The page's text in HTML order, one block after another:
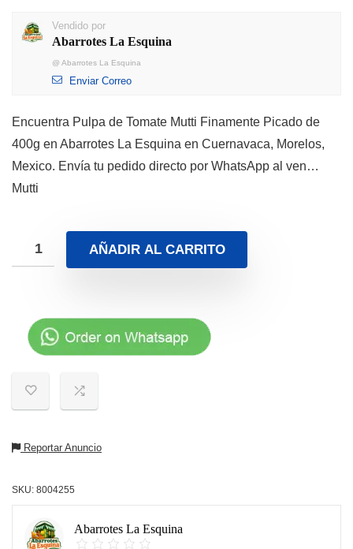
Vendido por
Abarrotes La Esquina
@ Abarrotes La Esquina
Enviar Correo
Encuentra Pulpa de Tomate Mutti Finamente Picado de
400g en Abarrotes La Esquina en Cuernavaca, Morelos,
Mexico. Envía tu pedido directo por WhatsApp al ven…
Mutti
AÑADIR AL CARRITO
Reportar Anuncio
SKU: 8004255
Abarrotes La Esquina